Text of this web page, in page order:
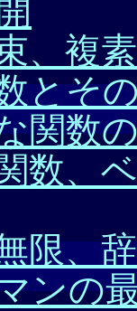
、複
とそ
関数
数、
限、
ンの